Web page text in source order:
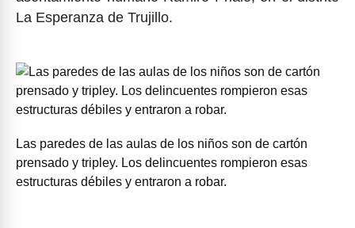
La Esperanza de Trujillo.
Las paredes de las aulas de los niños son de cartón
prensado y tripley. Los delincuentes rompieron esas
estructuras débiles y entraron a robar.